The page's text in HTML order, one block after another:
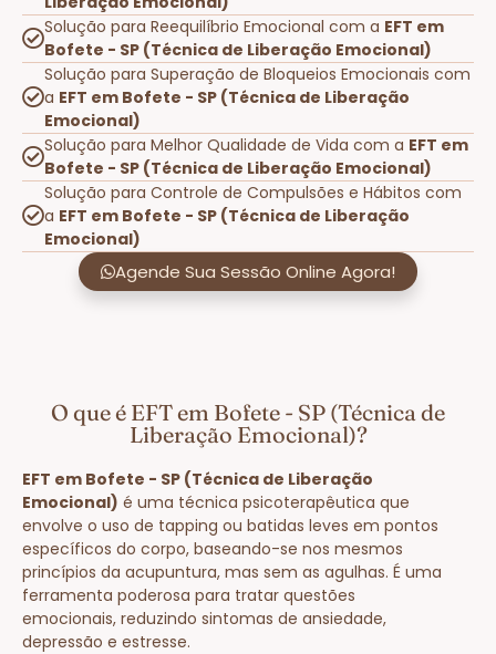
Solução para Reequilíbrio Emocional com a EFT em
Bofete - SP (Técnica de Liberação Emocional)
Solução para Superação de Bloqueios Emocionais com
a EFT em Bofete - SP (Técnica de Liberação
Emocional)
Solução para Melhor Qualidade de Vida com a EFT em
Bofete - SP (Técnica de Liberação Emocional)
Solução para Controle de Compulsões e Hábitos com
a EFT em Bofete - SP (Técnica de Liberação
Emocional)
Agende Sua Sessão Online Agora!
O que é EFT em Bofete - SP (Técnica de
Liberação Emocional)?
EFT em Bofete - SP (Técnica de Liberação
Emocional) é uma técnica psicoterapêutica que
envolve o uso de tapping ou batidas leves em pontos
específicos do corpo, baseando-se nos mesmos
princípios da acupuntura, mas sem as agulhas. É uma
ferramenta poderosa para tratar questões
emocionais, reduzindo sintomas de ansiedade,
depressão e estresse.